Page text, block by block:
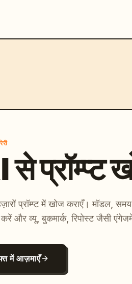
प्रॉम्प्ट
प्रॉम्प्ट में खोज कराएँ। मॉडल,
और व्यू, बुकमार्क, रिपोस्ट जैसी
में आज़माएँ